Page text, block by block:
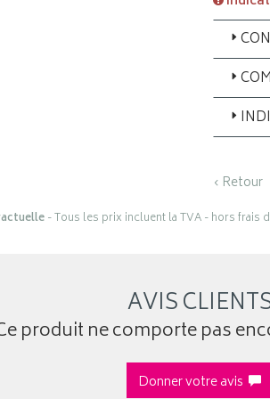
‹ Retour
- Tous les prix incluent la TVA - hors frais
AVIS
produit ne comporte pas
Donner votre avis